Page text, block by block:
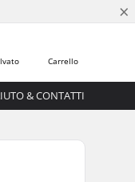
×
Carrello
& CONTATTI